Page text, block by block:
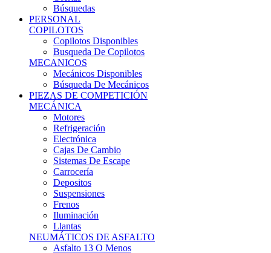
PERSONAL
COPILOTOS
Copilotos Disponibles
Busqueda De Copilotos
MECANICOS
Mecánicos Disponibles
Búsqueda De Mecánicos
PIEZAS DE COMPETICIÓN
MECÁNICA
Motores
Refrigeración
Electrónica
Cajas De Cambio
Sistemas De Escape
Carrocería
Depositos
Suspensiones
Frenos
Iluminación
Llantas
NEUMÁTICOS DE ASFALTO
Asfalto 13 O Menos
Asfalto 14p